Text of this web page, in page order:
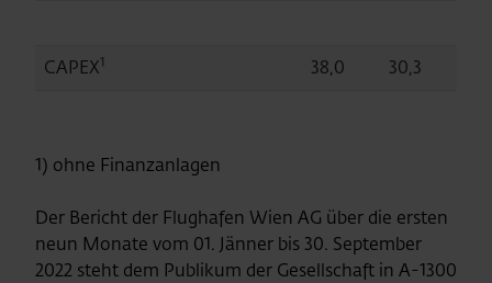
CAPEX1 38,0 30,3
1) ohne Finanzanlagen
Der Bericht der Flughafen Wien AG über die ersten
neun Monate vom 01. Jänner bis 30. September
2022 steht dem Publikum der Gesellschaft in A-1300